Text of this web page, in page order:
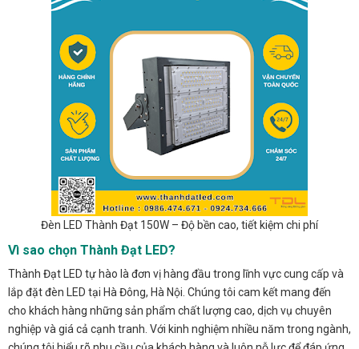
Đèn LED Thành Đạt 150W – Độ bền cao, tiết kiệm chi phí
Vì sao chọn Thành Đạt LED?
Thành Đạt LED tự hào là đơn vị hàng đầu trong lĩnh vực cung cấp và
lắp đặt đèn LED tại Hà Đông, Hà Nội. Chúng tôi cam kết mang đến
cho khách hàng những sản phẩm chất lượng cao, dịch vụ chuyên
nghiệp và giá cả cạnh tranh. Với kinh nghiệm nhiều năm trong ngành,